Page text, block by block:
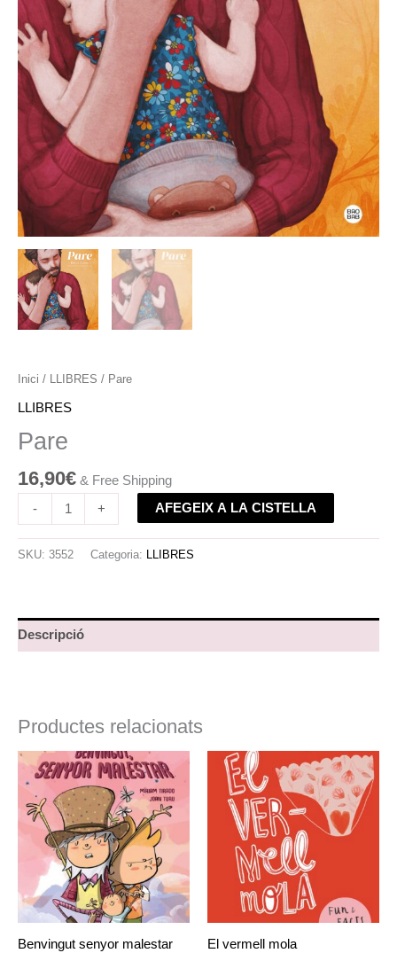
Inici / LLIBRES / Pare
LLIBRES
Pare
16,90€ & Free Shipping
- + AFEGEIX A LA CISTELLA
SKU: 3552 Categoria: LLIBRES
Descripció
Productes relacionats
Benvingut senyor malestar El vermell mola